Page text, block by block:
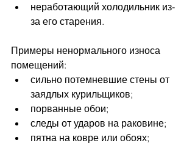
неработающий холодильник из-
за его старения.
Примеры ненормального износа
помещений:
сильно потемневшие стены от
заядлых курильщиков;
порванные обои;
следы от ударов на раковине;
пятна на ковре или обоях;